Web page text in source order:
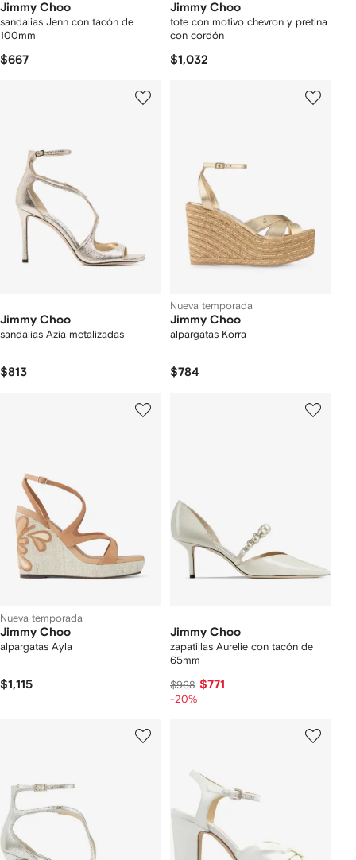
Jimmy Choo
sandalias Jenn con tacón de
100mm
$667
Jimmy Choo
tote con motivo chevron y pretina
con cordón
$1,032
Jimmy Choo
sandalias Azia metalizadas
$813
Nueva temporada
Jimmy Choo
alpargatas Korra
$784
Nueva temporada
Jimmy Choo
alpargatas Ayla
$1,115
Jimmy Choo
zapatillas Aurelie con tacón de
65mm
$968 $771
-20%